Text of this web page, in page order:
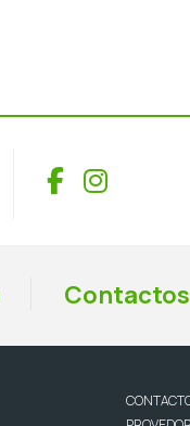
Facebook
Contactos